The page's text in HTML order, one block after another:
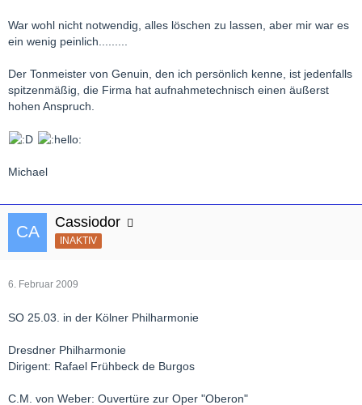
War wohl nicht notwendig, alles löschen zu lassen, aber mir war es
ein wenig peinlich.........
Der Tonmeister von Genuin, den ich persönlich kenne, ist jedenfalls
spitzenmäßig, die Firma hat aufnahmetechnisch einen äußerst
hohen Anspruch.
Michael
Cassiodor
INAKTIV
6. Februar 2009
SO 25.03. in der Kölner Philharmonie
Dresdner Philharmonie
Dirigent: Rafael Frühbeck de Burgos
C.M. von Weber: Ouvertüre zur Oper "Oberon"